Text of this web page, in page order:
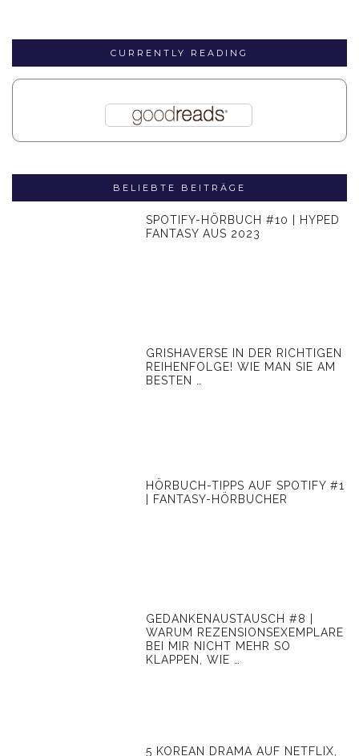
CURRENTLY READING
BELIEBTE BEITRÄGE
SPOTIFY-HÖRBUCH #10 | HYPED
FANTASY AUS 2023
GRISHAVERSE IN DER RICHTIGEN
REIHENFOLGE! WIE MAN SIE AM
BESTEN …
HÖRBUCH-TIPPS AUF SPOTIFY #1
| FANTASY-HÖRBUCHER
GEDANKENAUSTAUSCH #8 |
WARUM REZENSIONSEXEMPLARE
BEI MIR NICHT MEHR SO
KLAPPEN, WIE …
5 KOREAN DRAMA AUF NETFLIX,